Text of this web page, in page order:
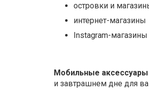
островки и
интернет-магазины
Instagram-магазины
Мобильные аксессуары
и завтрашнем дне для